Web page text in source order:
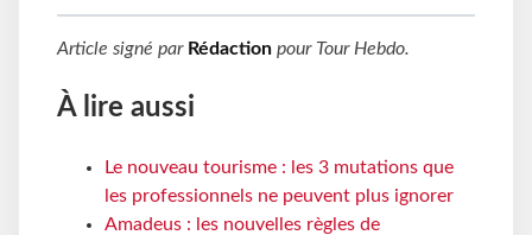
Article signé par Rédaction pour Tour Hebdo.
À lire aussi
Le nouveau tourisme : les 3 mutations que
les professionnels ne peuvent plus ignorer
Amadeus : les nouvelles règles de